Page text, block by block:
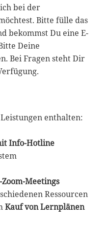
bei der
Bitte fülle das
bekommst Du eine E-
Deine
Bei Fragen steht Dir
enthalten:
Info-Hotline
Meetings
Ressourcen
Kauf von Lernplänen